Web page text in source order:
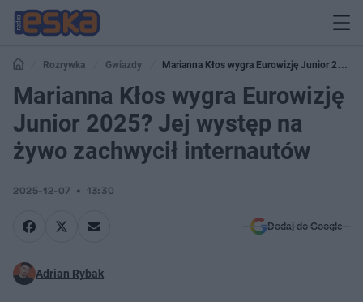
Rozrywka Gwiazdy
Marianna Kłos wygra Eurowizję Junior 2025?
Jej występ na żywo zachwycił internautów
Marianna Kłos wygra Eurowizję
Junior 2025? Jej występ na
żywo zachwycił internautów
2025-12-07 13:30
Dodaj do Google
Adrian Rybak